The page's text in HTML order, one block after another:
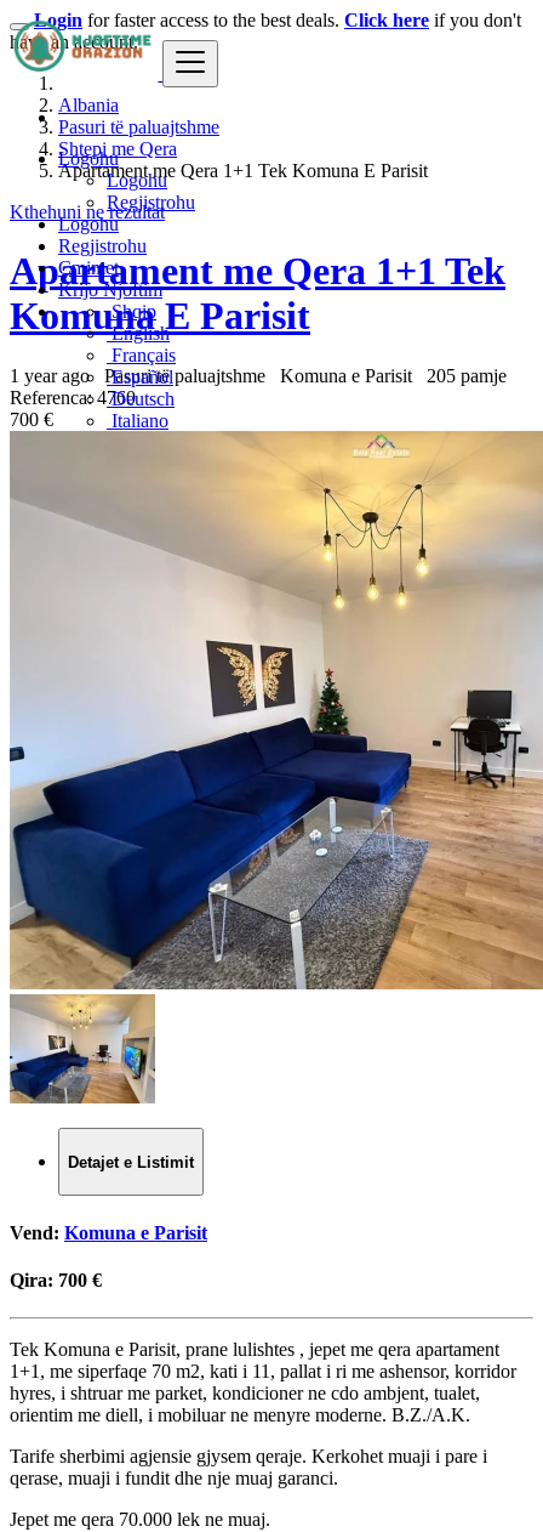
Logohu
Logohu
Regjistrohu
Logohu
Regjistrohu
Çmimet
Krijo Njoftim
Shqip
English
Français
Español
Deutsch
Italiano
Login for faster access to the best deals. Click here if you don't
have an account.
Albania
Pasuri të paluajtshme
Shtepi me Qera
Apartament me Qera 1+1 Tek Komuna E Parisit
Kthehuni ne rezultat
Apartament me Qera 1+1 Tek
Komuna E Parisit
1 year ago Pasuri të paluajtshme Komuna e Parisit
205 pamje
Referenca: 4760
700 €
Detajet e Listimit
Vend: Komuna e Parisit
Qira: 700 €
Tek Komuna e Parisit, prane lulishtes , jepet me qera apartament
1+1, me siperfaqe 70 m2, kati i 11, pallat i ri me ashensor, korridor
hyres, i shtruar me parket, kondicioner ne cdo ambjent, tualet,
orientim me diell, i mobiluar ne menyre moderne. B.Z./A.K.
Tarife sherbimi agjensie gjysem qeraje. Kerkohet muaji i pare i
qerase, muaji i fundit dhe nje muaj garanci.
Jepet me qera 70.000 lek ne muaj.